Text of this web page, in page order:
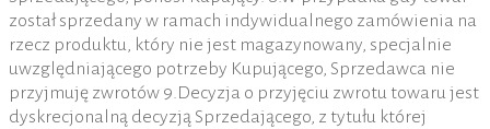
został sprzedany w ramach indywidualnego zamówienia na
rzecz produktu, który nie jest magazynowany, specjalnie
uwzględniającego potrzeby Kupującego, Sprzedawca nie
przyjmuję zwrotów 9.Decyzja o przyjęciu zwrotu towaru jest
dyskrecjonalną decyzją Sprzedającego, z tytułu której